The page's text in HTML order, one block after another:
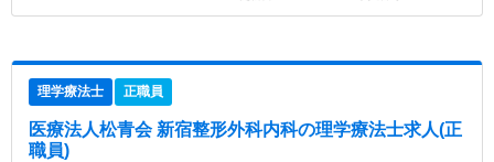
理学療法士 正職員
医療法人松青会 新宿整形外科内科の理学療法士求人(正
職員)